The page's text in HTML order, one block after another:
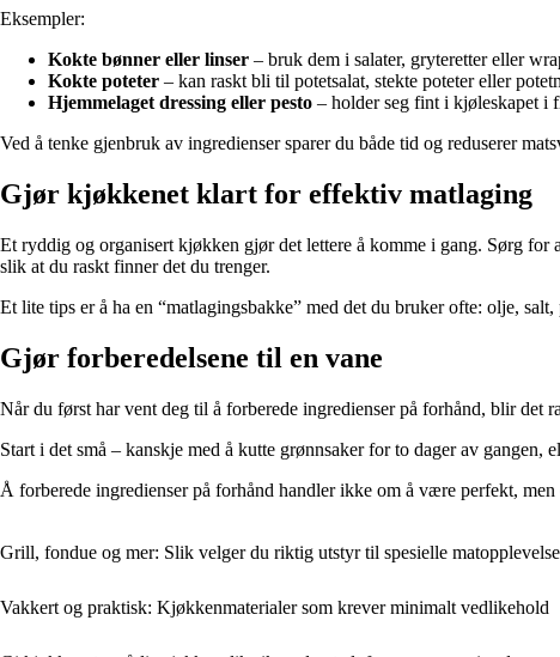
Eksempler:
Kokte bønner eller linser – bruk dem i salater, gryteretter eller
Kokte poteter – kan raskt bli til potetsalat, stekte poteter eller
Hjemmelaget dressing eller pesto – holder seg fint i kjøleskapet i
Ved å tenke gjenbruk av ingredienser sparer du både tid og reduserer
Gjør kjøkkenet klart for effektiv matlaging
Et ryddig og organisert kjøkken gjør det lettere å komme i gang. Sørg
slik at du raskt finner det du trenger.
Et lite tips er å ha en “matlagingsbakke” med det du bruker ofte: olje,
Gjør forberedelsene til en vane
Når du først har vent deg til å forberede ingredienser på forhånd, blir det
Start i det små – kanskje med å kutte grønnsaker for to dager av
Å forberede ingredienser på forhånd handler ikke om å være perfekt,
Grill, fondue og mer: Slik velger du riktig utstyr til spesielle
Vakkert og praktisk: Kjøkkenmaterialer som krever minimalt vedlikehold